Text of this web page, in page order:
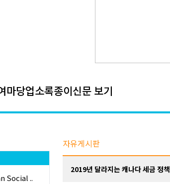
마당업소록종이신문 보기
Social ..
자유게시판
2019년 달라지는 캐나다 세금 정책